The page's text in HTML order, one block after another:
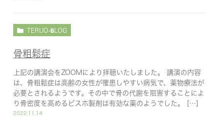
TERUO-BLOG
骨粗鬆症
上記の講演会をZOOMにより拝聴いたしました。 講演の内容
は、骨粗鬆症は高齢の女性が罹患しやすい病気で、薬物療法が
必要とされるようです。その中で骨の代謝を阻害することによ
り骨密度を高めるビスホ製剤は有効な薬のようでした。 […]
2022.11.14